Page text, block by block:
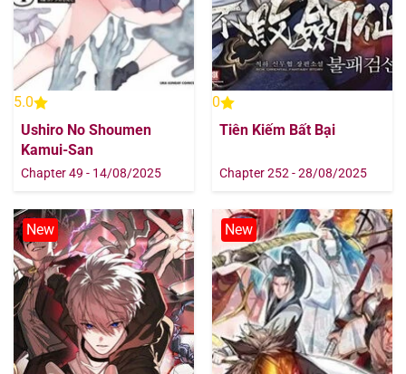
5.0
Ushiro No Shoumen
Kamui-San
Chapter 49 - 14/08/2025
0
Tiên Kiếm Bất Bại
Chapter 252 - 28/08/2025
New New